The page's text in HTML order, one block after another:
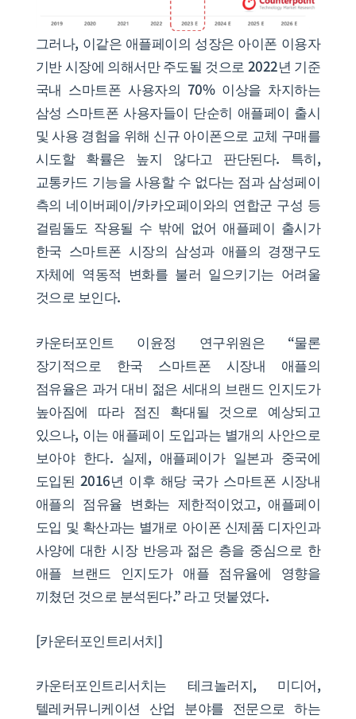
그러나, 이같은 애플페이의 성장은 아이폰 이용자
기반 시장에 의해서만 주도될 것으로 2022년 기준
국내 스마트폰 사용자의 70% 이상을 차지하는
삼성 스마트폰 사용자들이 단순히 애플페이 출시
및 사용 경험을 위해 신규 아이폰으로 교체 구매를
시도할 확률은 높지 않다고 판단된다. 특히,
교통카드 기능을 사용할 수 없다는 점과 삼성페이
측의 네이버페이/카카오페이와의 연합군 구성 등
걸림돌도 작용될 수 밖에 없어 애플페이 출시가
한국 스마트폰 시장의 삼성과 애플의 경쟁구도
자체에 역동적 변화를 불러 일으키기는 어려울
것으로 보인다.
카운터포인트 이윤정 연구위원은 “물론
장기적으로 한국 스마트폰 시장내 애플의
점유율은 과거 대비 젊은 세대의 브랜드 인지도가
높아짐에 따라 점진 확대될 것으로 예상되고
있으나, 이는 애플페이 도입과는 별개의 사안으로
보아야 한다. 실제, 애플페이가 일본과 중국에
도입된 2016년 이후 해당 국가 스마트폰 시장내
애플의 점유율 변화는 제한적이었고, 애플페이
도입 및 확산과는 별개로 아이폰 신제품 디자인과
사양에 대한 시장 반응과 젊은 층을 중심으로 한
애플 브랜드 인지도가 애플 점유율에 영향을
끼쳤던 것으로 분석된다.” 라고 덧붙였다.
[카운터포인트리서치]
카운터포인트리서치는 테크놀러지, 미디어,
텔레커뮤니케이션 산업 분야를 전문으로 하는